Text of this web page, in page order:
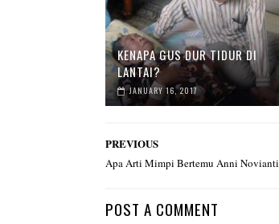
KENAPA GUS DUR TIDUR DI
LANTAI?
JANUARY 16, 2017
PREVIOUS
Apa Arti Mimpi Bertemu Anni Novianti
POST A COMMENT